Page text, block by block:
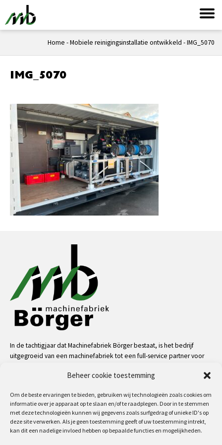
Beheer cookie toestemming
Om de beste ervaringen te bieden, gebruiken wij technologieën zoals cookies om
informatie over je apparaat op te slaan en/of te raadplegen. Door in te stemmen
met deze technologieën kunnen wij gegevens zoals surfgedrag of unieke ID's op
deze site verwerken. Als je geen toestemming geeft of uw toestemming intrekt,
kan dit een nadelige invloed hebben op bepaalde functies en mogelijkheden.
Home -Mobiele reinigingsinstallatie ontwikkeld -IMG_5070
IMG_5070
In de tachtigjaar dat Machinefabriek Börger bestaat, is het bedrijf
uitgegroeid van een machinefabriek tot een full-service partner voor
bijna alle uitdagingen aan op het gebied van service, machinale
meer